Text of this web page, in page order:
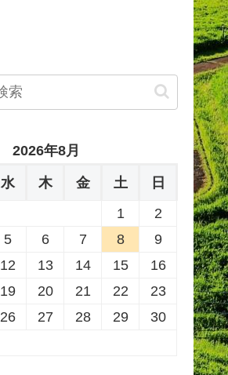
2026年8月
水 木 金 土
日
1
2
5 6 7 8
9
12 13 14 15
16
19 20 21 22
23
26 27 28 29
30